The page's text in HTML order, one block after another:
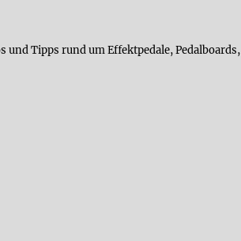
und Tipps rund um Effektpedale, Pedalboards,